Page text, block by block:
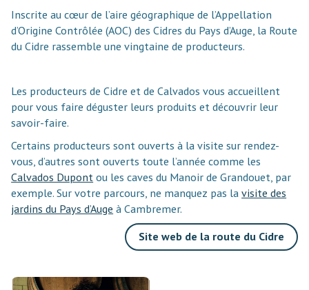
Inscrite au cœur de l’aire géographique de l’Appellation
d’Origine Contrôlée (AOC) des Cidres du Pays d’Auge, la Route
du Cidre rassemble une vingtaine de producteurs.
Les producteurs de Cidre et de Calvados vous accueillent
pour vous faire déguster leurs produits et découvrir leur
savoir-faire.
Certains producteurs sont ouverts à la visite sur rendez-
vous, d’autres sont ouverts toute l’année comme les
Calvados Dupont ou les caves du Manoir de Grandouet, par
exemple. Sur votre parcours, ne manquez pas lavisite des
jardins du Pays d’Auge à Cambremer.
Site web de la route du Cidre